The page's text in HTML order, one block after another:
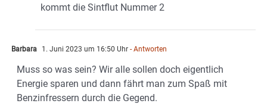
kommt die Sintflut Nummer 2
Barbara 1. Juni 2023 um 16:50 Uhr - Antworten
Muss so was sein? Wir alle sollen doch eigentlich
Energie sparen und dann fährt man zum Spaß mit
Benzinfressern durch die Gegend.